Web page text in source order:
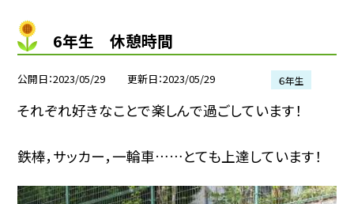
6年生 休憩時間
公開日 2023/05/29 更新日 2023/05/29 ６年生
それぞれ好きなことで楽しんで過ごしています！
鉄棒，サッカー，一輪車……とても上達しています！